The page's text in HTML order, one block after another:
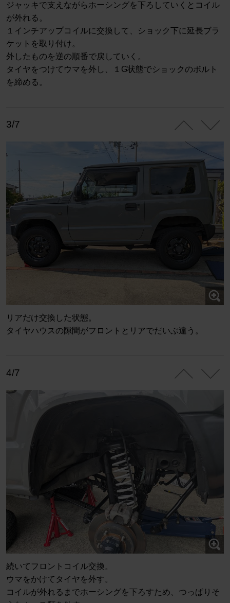
ジャッキで支えながらホーシングを下ろしていくとコイル
が外れる。
１インチアップコイルに交換して、ショック下に延長ブラ
ケットを取り付け。
外したものを逆の順番で戻していく。
タイヤをつけてウマを外し、１G状態でショックのボルト
を締める。
3/7
リアだけ交換した状態。
タイヤハウスの隙間がフロントとリアでだいぶ違う。
4/7
続いてフロントコイル交換。
ウマをかけてタイヤを外す。
コイルが外れるまでホーシングを下ろすため、つっぱりそ